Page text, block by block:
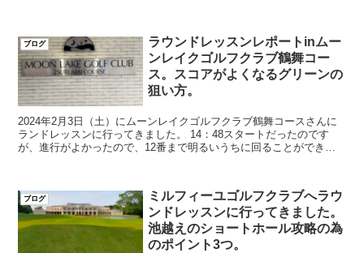
ブログ
ラウンドレッスンレポートinムー
ンレイクゴルフクラブ鶴舞コー
ス。スコアがよくなるグリーンの
狙い方。
2024年2月3日（土）にムーンレイクゴルフクラブ鶴舞コースさんに
ランドレッスンに行ってきました。 14：48スタートだったのです
が、進行がよかったので、12番まで明るいうちに回ることができま
ブログ
ミルフィーユゴルフクラブへラウ
ンドレッスンに行ってきました。
池越えのショートホール攻略の為
のポイント3つ。